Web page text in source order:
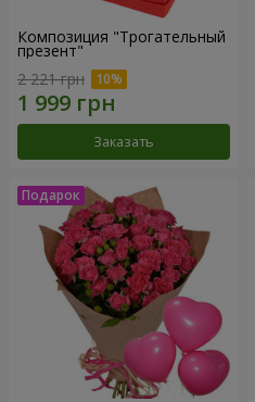
Композиция "Трогательный
презент"
2 221 грн
Заказать